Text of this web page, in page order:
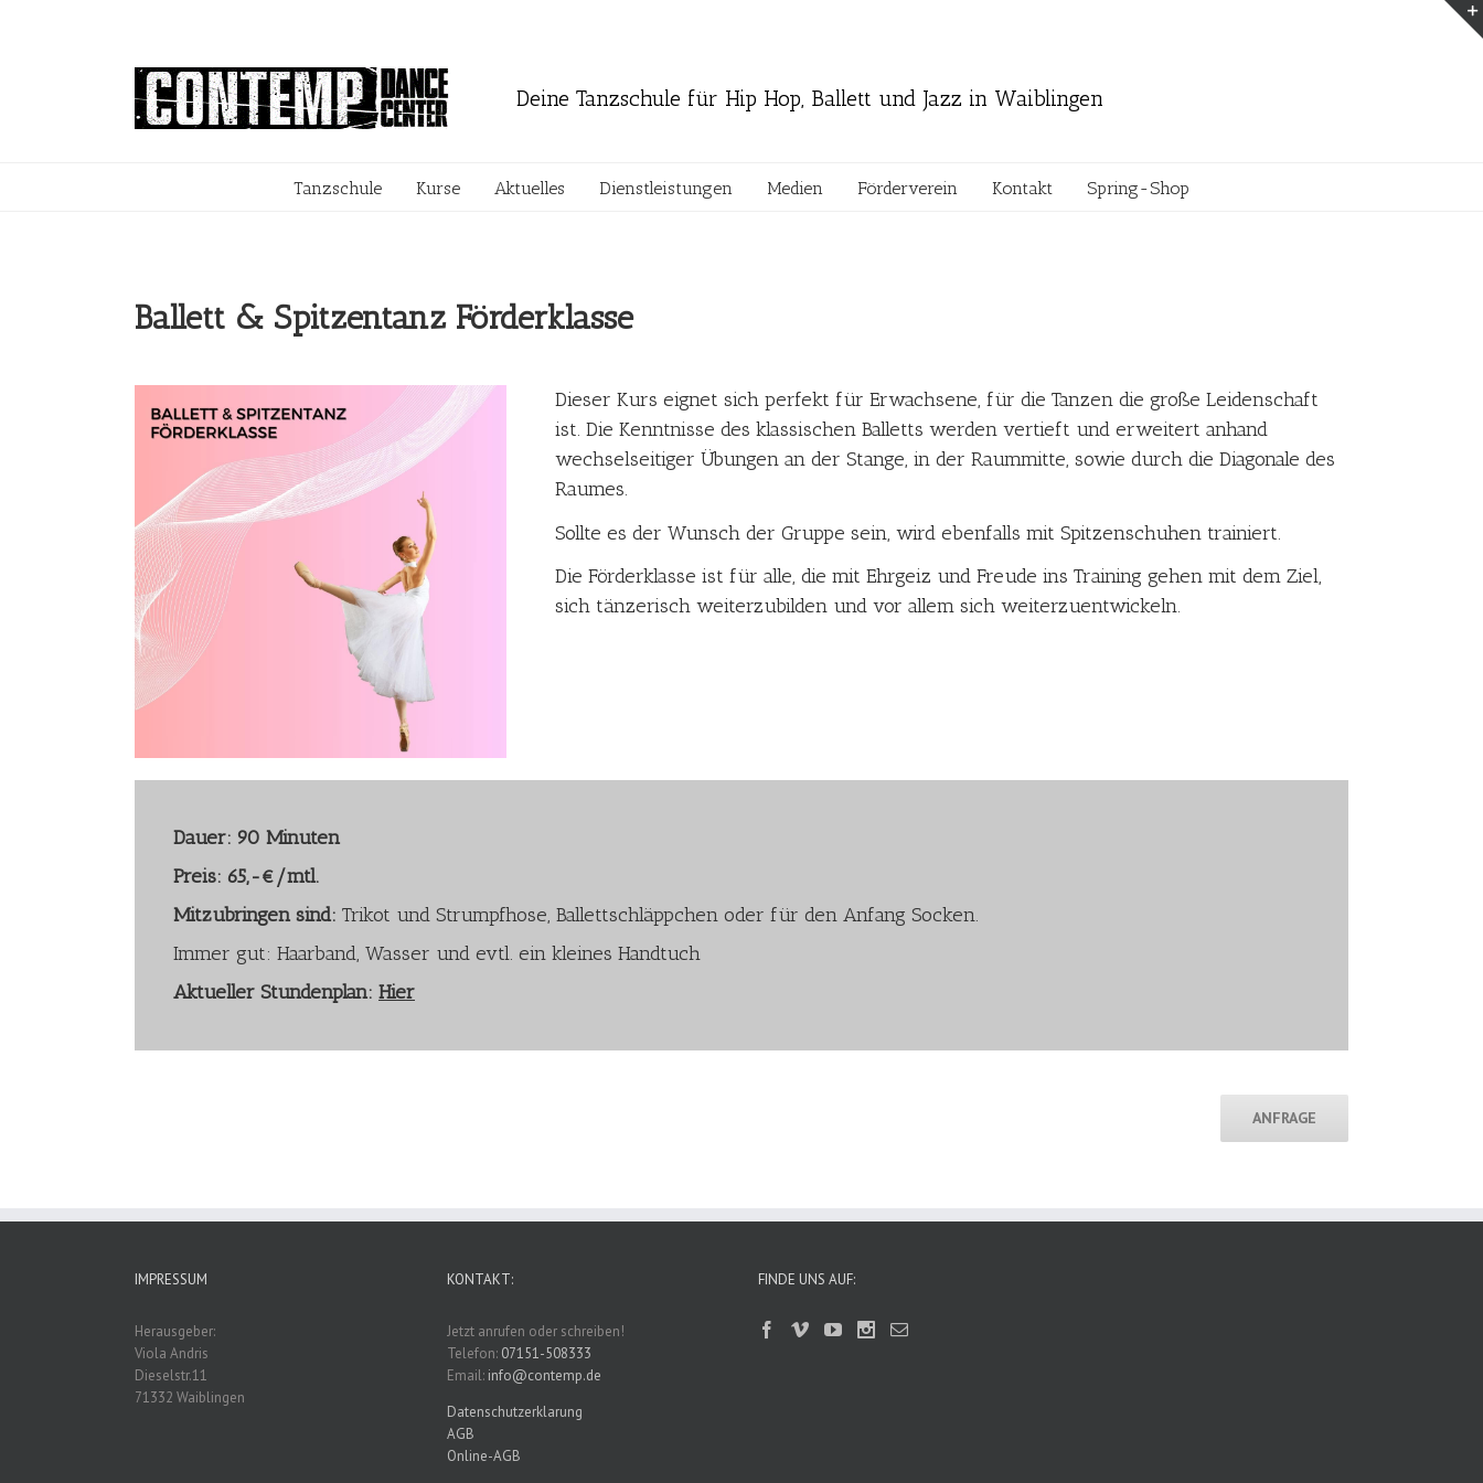
Deine Tanzschule für Hip Hop, Ballett und Jazz in Waiblingen
Tanzschule Kurse Aktuelles Dienstleistungen Medien Förderverein Kontakt Spring-Shop
Ballett & Spitzentanz Förderklasse
Dieser Kurs eignet sich perfekt für Erwachsene, für die Tanzen die große Leidenschaft
ist. Die Kenntnisse des klassischen Balletts werden vertieft und erweitert anhand
wechselseitiger Übungen an der Stange, in der Raummitte, sowie durch die Diagonale des
Raumes.
Sollte es der Wunsch der Gruppe sein, wird ebenfalls mit Spitzenschuhen trainiert.
Die Förderklasse ist für alle, die mit Ehrgeiz und Freude ins Training gehen mit dem Ziel,
sich tänzerisch weiterzubilden und vor allem sich weiterzuentwickeln.
Dauer: 90 Minuten
Preis: 65,-€/mtl.
Mitzubringen sind: Trikot und Strumpfhose, Ballettschläppchen oder für den Anfang Socken.
Immer gut: Haarband, Wasser und evtl. ein kleines Handtuch
Aktueller Stundenplan: Hier
ANFRAGE
IMPRESSUM
Herausgeber:
Viola Andris
Dieselstr.11
71332 Waiblingen
KONTAKT:
Jetzt anrufen oder schreiben!
Telefon: 07151-508333
Email: info@contemp.de
Datenschutzerklarung
AGB
Online-AGB
FINDE UNS AUF: